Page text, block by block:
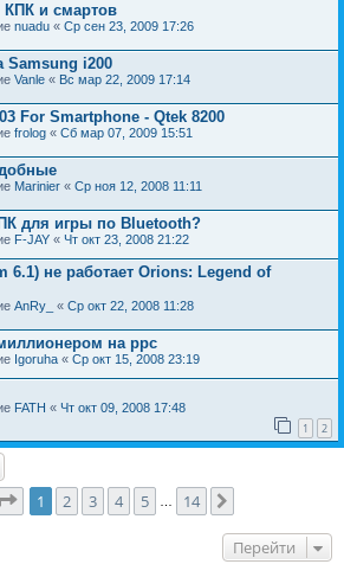
КПК и смартов
nuadu « Ср сен 23, 2009 17:26
Samsung i200
Vanle « Вс мар 22, 2009 17:14
For Smartphone - Qtek 8200
frolog « Сб мар 07, 2009 15:51
Marinier « Ср ноя 12, 2008 11:11
для игры по Bluetooth?
F-JAY « Чт окт 23, 2008 21:22
6.1) не работает Orions: Legend of
AnRy_ « Ср окт 22, 2008 11:28
на ppc
Igoruha « Ср окт 15, 2008 23:19
FATH « Чт окт 09, 2008 17:48
1 2
Страница1 из
1 2 3 4 5 14
Перейти